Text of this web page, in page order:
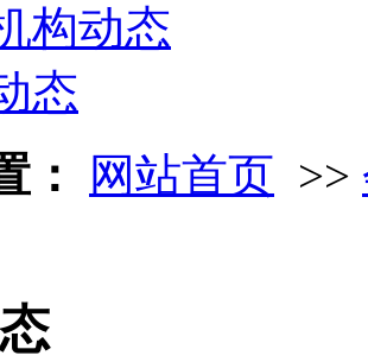
构动态
态
：
网站首页 >>